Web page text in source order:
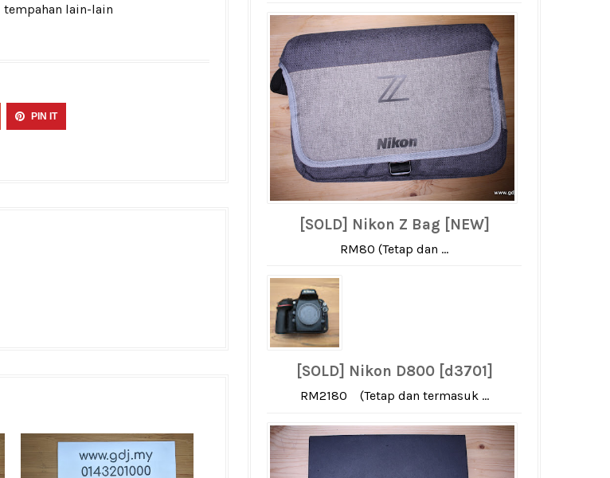
tempahan lain-lain
PIN IT
[SOLD] Nikon Z Bag [NEW]
RM80 (Tetap dan ...
[SOLD] Nikon D800 [d3701]
RM2180 (Tetap dan termasuk ...